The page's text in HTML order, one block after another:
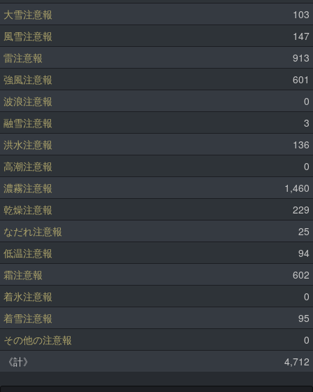
大雪注意報
103
風雪注意報
147
雷注意報
913
強風注意報
601
波浪注意報
0
融雪注意報
3
洪水注意報
136
高潮注意報
0
濃霧注意報
1,460
乾燥注意報
229
なだれ注意報
25
低温注意報
94
霜注意報
602
着氷注意報
0
着雪注意報
95
その他の注意報
0
《計》
4,712